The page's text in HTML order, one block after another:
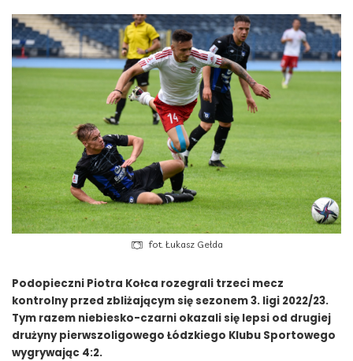
fot. Łukasz Gełda
Podopieczni Piotra Kołca rozegrali trzeci mecz
kontrolny przed zbliżającym się sezonem 3. ligi 2022/23.
Tym razem niebiesko-czarni okazali się lepsi od drugiej
drużyny pierwszoligowego Łódzkiego Klubu Sportowego
wygrywając 4:2.